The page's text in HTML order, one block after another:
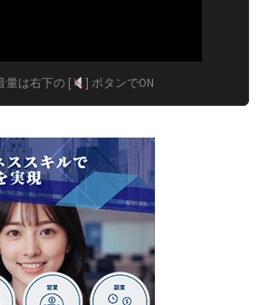
量は右下の [ ] ボタンでON